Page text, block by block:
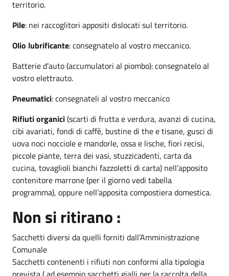
territorio.
Pile: nei raccoglitori appositi dislocati sul territorio.
Olio lubrificante: consegnatelo al vostro meccanico.
Batterie d’auto (accumulatori al piombo): consegnatelo al
vostro elettrauto.
Pneumatici: consegnateli al vostro meccanico
Rifiuti organici(scarti di frutta e verdura, avanzi di cucina,
cibi avariati, fondi di caffè, bustine di the e tisane, gusci di
uova noci nocciole e mandorle, ossa e lische, fiori recisi,
piccole piante, terra dei vasi, stuzzicadenti, carta da
cucina, tovaglioli bianchi fazzoletti di carta) nell’apposito
contenitore marrone (per il giorno vedi tabella
programma), oppure nell’apposita compostiera domestica.
Non si ritirano :
Sacchetti diversi da quelli forniti dall’Amministrazione
Comunale
Sacchetti contenenti i rifiuti non conformi alla tipologia